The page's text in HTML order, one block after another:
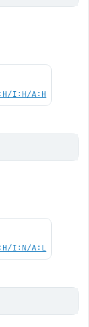
I:H/A:H
I:N/A:L